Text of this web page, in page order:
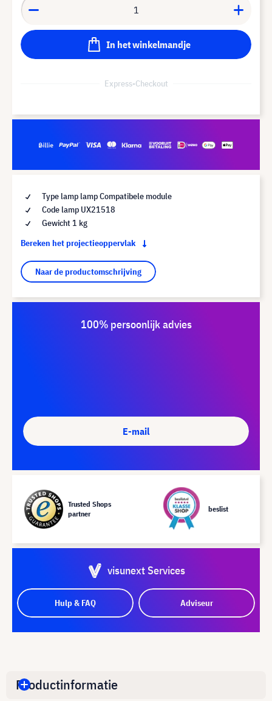
In het winkelmandje
Express-Checkout
Type lamp lamp Compatibele module
Code lamp UX21518
Gewicht 1 kg
Bereken het projectieoppervlak
Naar de productomschrijving
100% persoonlijk advies
E-mail
Trusted Shops
partner
beslist
visunext Services
Hulp & FAQ Adviseur
Productinformatie